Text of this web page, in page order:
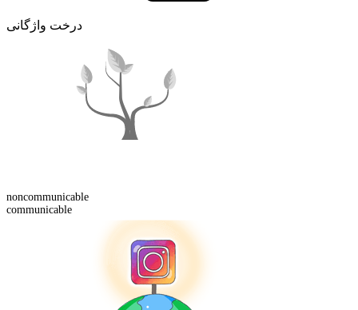
درخت واژگانی
noncommunicable
communicable